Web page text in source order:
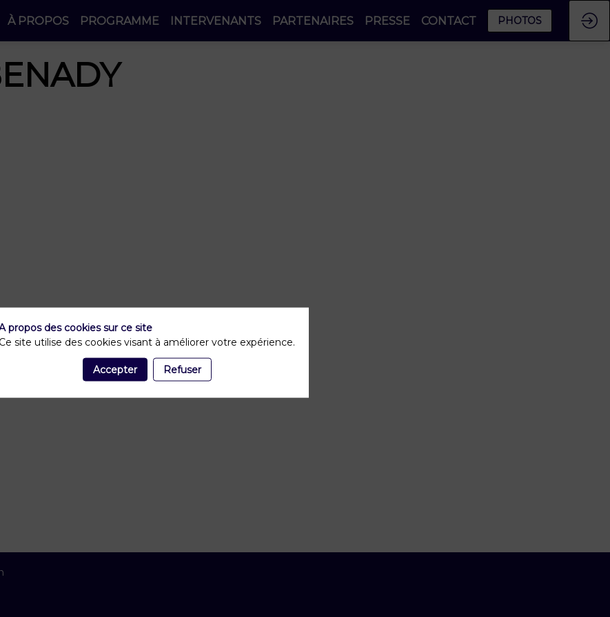
À PROPOS PROGRAMME INTERVENANTS PARTENAIRES PRESSE CONTACT PHOTOS
propos des cookies sur ce site
Ce site utilise des cookies visant à améliorer votre expérience.
Accepter Refuser